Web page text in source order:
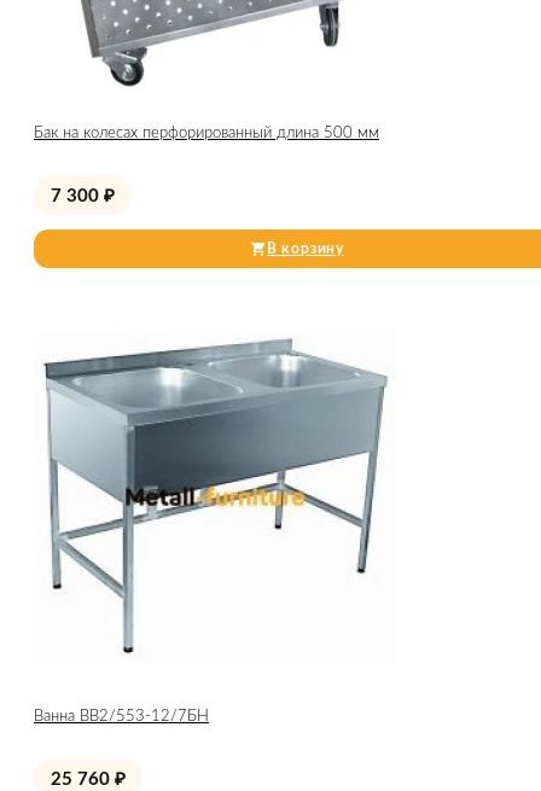
Бак на колесах перфорированный длина 500 мм
7 300 ₽
В корзину
Ванна ВВ2/553-12/7БН
25 760 ₽